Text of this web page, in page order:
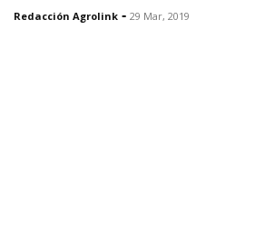
Redacción Agrolink - 29 Mar, 2019